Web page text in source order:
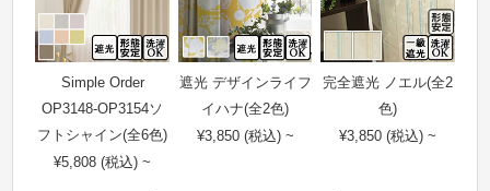
Simple Order
OP3148-OP3154ソ
フトシャイン(全6色)
¥5,808 (税込) ~
遮光 デザインライフ
イハナ(全2色)
¥3,850 (税込) ~
完全遮光 ノエル(全2
色)
¥3,850 (税込) ~